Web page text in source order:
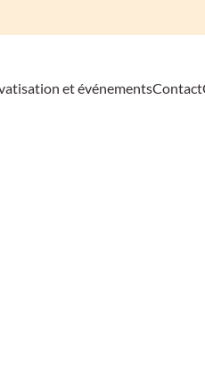
et événementsContact